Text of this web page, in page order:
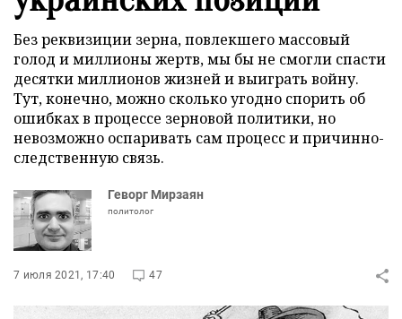
Без реквизиции зерна, повлекшего массовый
голод и миллионы жертв, мы бы не смогли спасти
десятки миллионов жизней и выиграть войну.
Тут, конечно, можно сколько угодно спорить об
ошибках в процессе зерновой политики, но
невозможно оспаривать сам процесс и причинно-
следственную связь.
Геворг Мирзаян
политолог
7 июля 2021, 17:40 47